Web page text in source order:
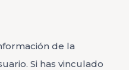
de la
Si has vinculado